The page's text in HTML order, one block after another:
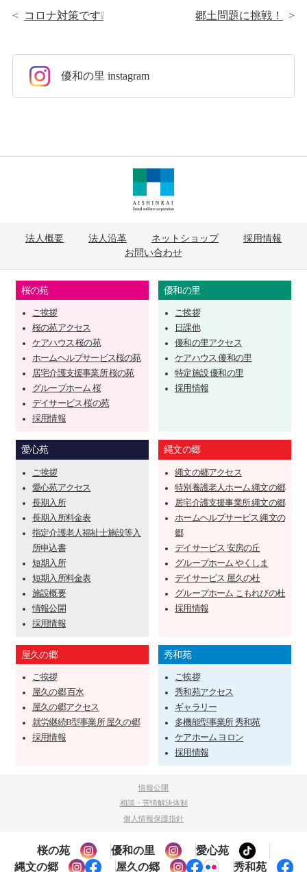
< コロナ対策です❕ >
郷土問題に挑戦！
優和の里 instagram
法人概要 法人沿革 ネットショップ
採用情報
お問い合わせ
桜の苑
ご挨拶
桜の苑アクセス
ケアハウス 桜の苑
ホームヘルプサービス桜の苑
居宅介護支援事業所 桜の苑
グループホーム 桜
デイサービス 桜の苑
採用情報
優和の里
ご挨拶
日課他
優和の里アクセス
ケアハウス 優和の里
特定施設 優和の里
採用情報
愛心苑
ご挨拶
愛心苑アクセス
長期入所
長期入所料金表
指定介護老人福祉士施設等入
所申込書
短期入所
短期入所料金表
施設概要
情報公開
採用情報
縄文の郷
縄文の郷アクセス
特別養護老人ホーム 縄文の郷
居宅介護支援事業所 縄文の郷
ホームヘルプサービス 縄文の
郷
デイサービス 安房の丘
グループホーム やくしま
デイサービス 屋久の杜
グループホーム こもれびの杜
採用情報
屋久の郷
ご挨拶
屋久の郷 百水
屋久の郷アクセス
就労継続B型事業所 屋久の郷
採用情報
秀和苑
ご挨拶
秀和苑アクセス
ギャラリー
多機能型事業所 秀和苑
ケアホーム ヨロン
採用情報
情報公開
相談・苦情解決体制
個人情報保護指針
桜の苑 優和の里
愛心苑
縄文の郷
屋久の郷 秀和苑